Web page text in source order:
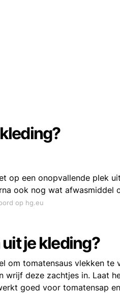
op een onopvallende plek
ook nog wat afwasmiddel
op hg.eu
je kleding?
tomatensaus vlekken te
deze zachtjes in. Laat
goed voor tomatensap